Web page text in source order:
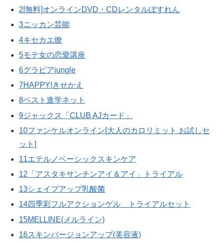
2[無料]オンラインDVD・CDレンタルぽすれん
3ニッカン芸能
4キセカエ燎
5モテ女の恋愛講座
6グラビアjungle
7HAPPY!きせかえ
8ベスト進学ネット
9ジャックス「CLUB AJカード」
10ファンケルオンライン[大人のカロリミット お試しセ
ット]
11エテルノベーシックスキンケア
12「アスタキサンチンアイ＆アイ」トライアル
13シェイプアップ乳酸菌
14四季彩フルアクションゲル トライアルセット
15MELLINE(メルライン)
16スキンバージョンアップ(美容液)